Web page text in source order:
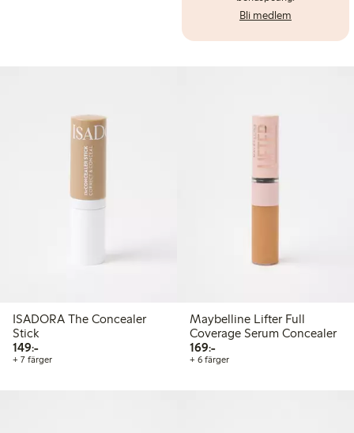
Bli medlem
ISADORA The Concealer
Stick
149:-149,00 kr
+ 7 färger
Maybelline Lifter Full
Coverage Serum Concealer
169:-169,00 kr
+ 6 färger